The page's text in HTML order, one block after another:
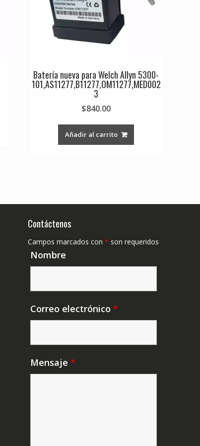
Batería nueva para Welch Allyn 5300-
101,AS11277,B11277,OM11277,MED002
3
$840.00
Añadir al carrito
Contáctenos
Campos marcados con * son requeridos
Nombre
Correo electrónico *
Mensaje *